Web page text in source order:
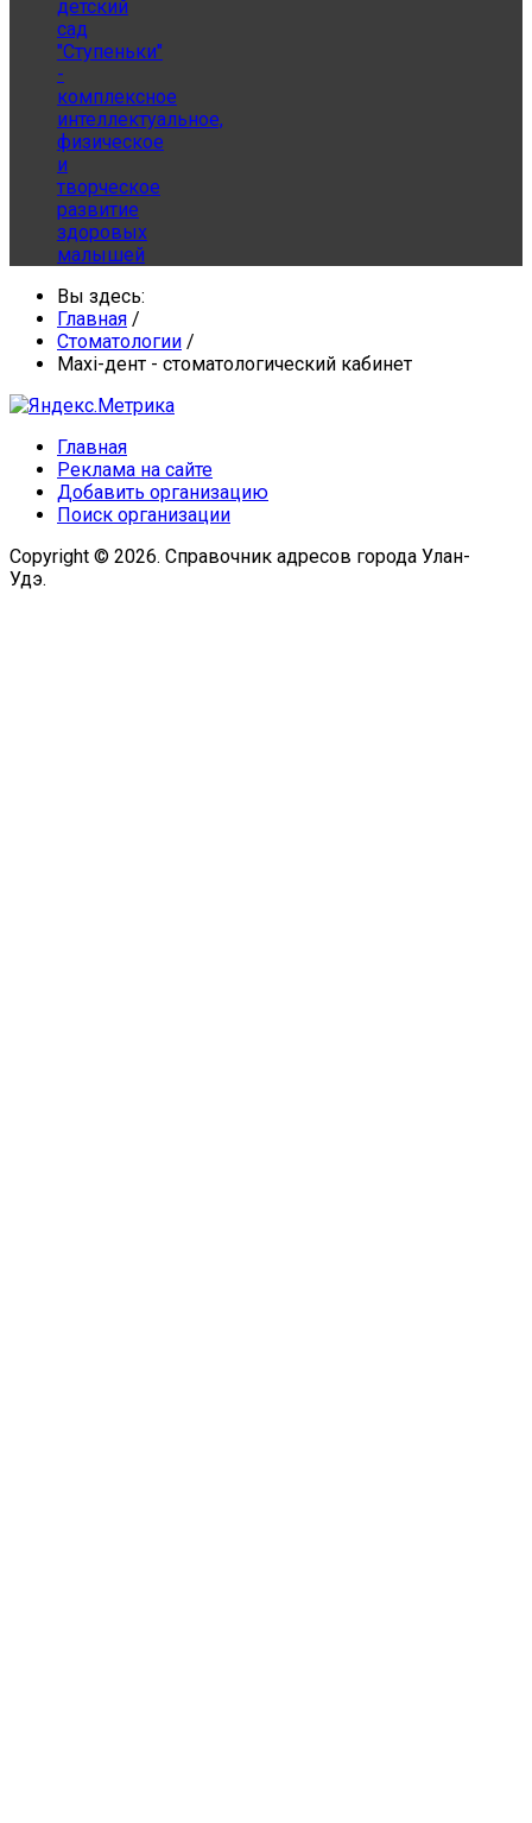
детский
сад
"Ступеньки"
-
комплексное
интеллектуальное,
физическое
и
творческое
развитие
здоровых
малышей
Вы здесь:
Главная /
Стоматологии /
Maxi-дент - стоматологический кабинет
Главная
Реклама на сайте
Добавить организацию
Поиск организации
Copyright © 2026. Справочник адресов города Улан-
Удэ.